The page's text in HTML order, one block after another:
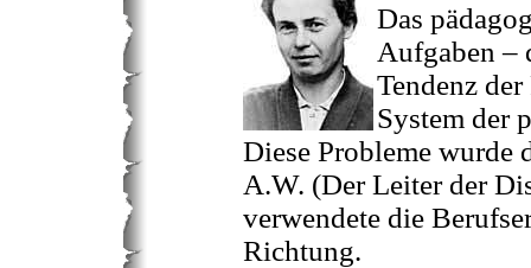
Das
Aufgaben –
Tendenz
System der
Diese Probleme wurde
A.W. (Der Leiter der
verwendete die
Richtung.